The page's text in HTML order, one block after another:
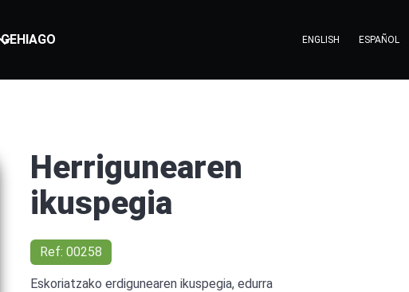
GEHIAGO ENGLISH ESPAÑOL
Herrigunearen
ikuspegia
Ref: 00258
Eskoriatzako erdigunearen ikuspegia, edurra